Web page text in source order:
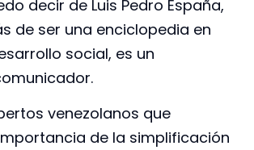
decir de Luis Pedro España,
de ser una enciclopedia en
social, es un
venezolanos que
de la simplificación